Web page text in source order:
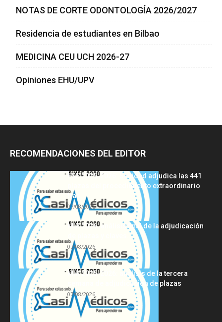
NOTAS DE CORTE ODONTOLOGÍA 2026/2027
Residencia de estudiantes en Bilbao
MEDICINA CEU UCH 2026-27
Opiniones EHU/UPV
RECOMENDACIONES DEL EDITOR
FSE 2025-2026: Sanidad adjudica las 441
plazas del procedimiento extraordinario
tras...
07/08/2026
MIR 2026: análisis final de la adjudicación
de plazas y claves...
07/08/2026
MIR 2025-2026: análisis de la tercera
semana de adjudicación de plazas
07/08/2026